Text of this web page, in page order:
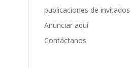
publicaciones de invitados
Anunciar aquí
Contáctanos